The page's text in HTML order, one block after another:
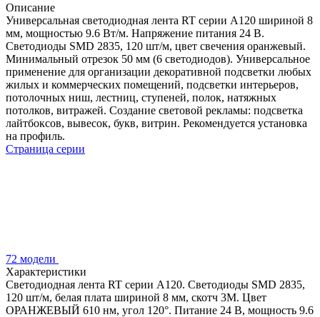
Описание
Универсальная светодиодная лента RT серии A120 шириной 8
мм, мощностью 9.6 Вт/м. Напряжение питания 24 В.
Светодиоды SMD 2835, 120 шт/м, цвет свечения оранжевый.
Минимальный отрезок 50 мм (6 светодиодов). Универсальное
применение для организации декоративной подсветки любых
жилых и коммерческих помещений, подсветки интерьеров,
потолочных ниш, лестниц, ступеней, полок, натяжных
потолков, витражей. Создание световой рекламы: подсветка
лайтбоксов, вывесок, букв, витрин. Рекомендуется установка
на профиль.
Страница серии
72 модели
Характеристики
Светодиодная лента RT серии A120. Светодиоды SMD 2835,
120 шт/м, белая плата шириной 8 мм, скотч 3M. Цвет
ОРАНЖЕВЫЙ 610 нм, угол 120°. Питание 24 В, мощность 9.6